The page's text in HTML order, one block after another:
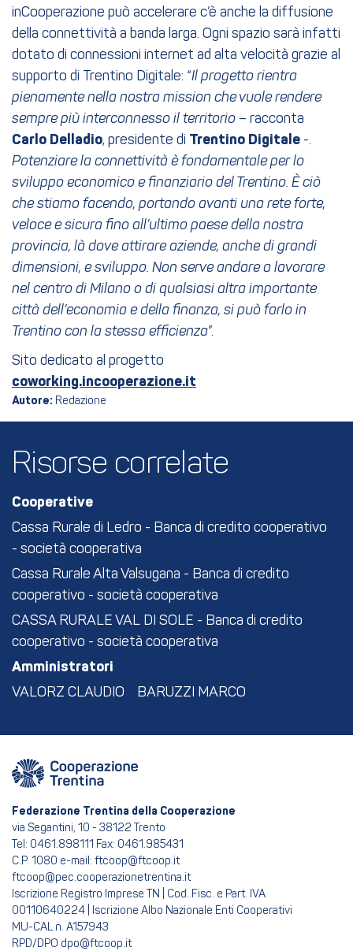
inCooperazione può accelerare c’è anche la diffusione
della connettività a banda larga. Ogni spazio sarà infatti
dotato di connessioni internet ad alta velocità grazie al
supporto di Trentino Digitale: “Il progetto rientra
pienamente nella nostra mission che vuole rendere
sempre più interconnesso il territorio – racconta
Carlo Delladio, presidente di Trentino Digitale -.
Potenziare la connettività è fondamentale per lo
sviluppo economico e finanziario del Trentino. È ciò
che stiamo facendo, portando avanti una rete forte,
veloce e sicura fino all’ultimo paese della nostra
provincia, là dove attirare aziende, anche di grandi
dimensioni, e sviluppo. Non serve andare a lavorare
nel centro di Milano o di qualsiasi altra importante
città dell’economia e della finanza, si può farlo in
Trentino con la stessa efficienza”.
Sito dedicato al progetto
coworking.incooperazione.it
Autore: Redazione
Risorse correlate
Cooperative
Cassa Rurale di Ledro - Banca di credito cooperativo
- società cooperativa
Cassa Rurale Alta Valsugana - Banca di credito
cooperativo - società cooperativa
CASSA RURALE VAL DI SOLE - Banca di credito
cooperativo - società cooperativa
Amministratori
VALORZ CLAUDIO BARUZZI MARCO
Federazione Trentina della Cooperazione
via Segantini, 10 - 38122 Trento
Tel: 0461.898111 Fax: 0461.985431
C.P. 1080 e-mail: ftcoop@ftcoop.it
ftcoop@pec.cooperazionetrentina.it
Iscrizione Registro Imprese TN | Cod. Fisc. e Part. IVA
00110640224 | Iscrizione Albo Nazionale Enti Cooperativi
MU-CAL n. A157943
RPD/DPO dpo@ftcoop.it